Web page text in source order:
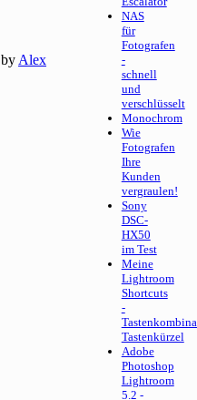
byAlex
NAS
für
Fotografen
-
schnell
und
verschlüsselt
Monochrom
Wie
Fotografen
Ihre
Kunden
vergraulen!
Sony
DSC-
HX50
im Test
Meine
Lightroom
Shortcuts
-
Tastenkürzel
Adobe
Photoshop
Lightroom
5.2 -